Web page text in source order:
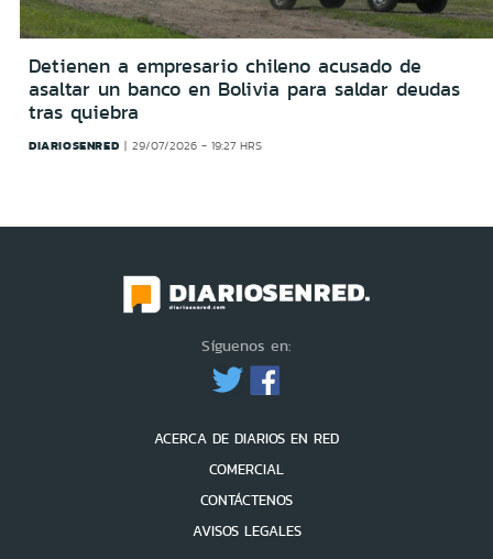
Detienen a empresario chileno acusado de
asaltar un banco en Bolivia para saldar deudas
tras quiebra
DIARIOSENRED 29/07/2026 - 19:27 HRS
Síguenos en:
ACERCA DE DIARIOS EN RED
COMERCIAL
CONTÁCTENOS
AVISOS LEGALES